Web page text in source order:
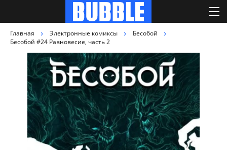
Главная Электронные комиксы
Бесобой
Бесобой #24 Равновесие, часть 2